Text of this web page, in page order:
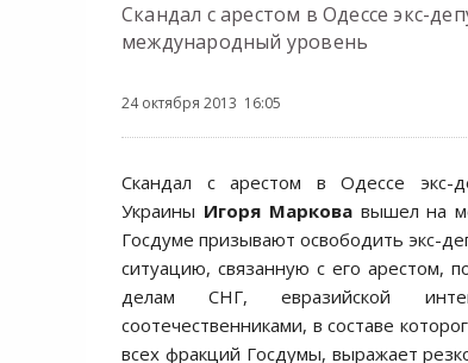
Скандал с арестом в Одессе экс-
международный уровень
24 октября 2013 16:05
Скандал с арестом в Одессе экс-
Украины Игоря Марковавышел на
Госдуме призывают освободить экс-
ситуацию, связанную с его арестом,
делам СНГ, евразийской
соотечественниками, в составе
всех фракций Госдумы, выражает